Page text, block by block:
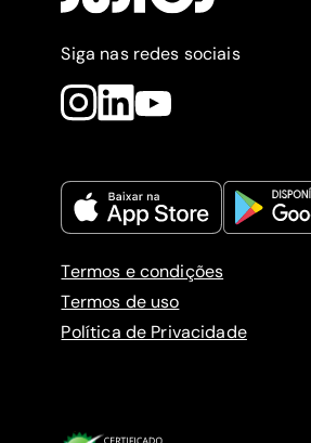
Siga nas redes sociais
Termos e condições
Termos de uso
Política de Privacidade